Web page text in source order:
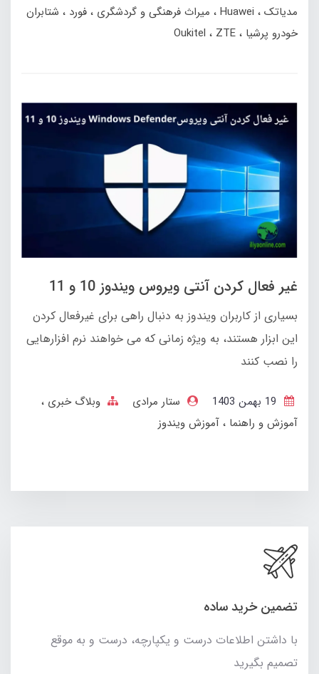
مدیاتک
Huawei میراث فرهنگی و گردشگری فورد
شتابران
خودرو پرشیا
Oukitel ZTE
غیر فعال کردن آنتی ویروس ویندوز 10 و 11
بسیاری از کاربران ویندوز به دنبال راهی برای غیرفعال کردن
این ابزار هستند، به‌ ویژه زمانی که می‌ خواهند نرم‌ افزارهایی
را نصب کنند
ستار مرادی
وبلاگ خبری
آموزش و راهنما
آموزش ویندوز
تضمین خرید ساده
با داشتن اطلاعات درست و یکپارچه، درست و به موقع
تصمیم بگیرید